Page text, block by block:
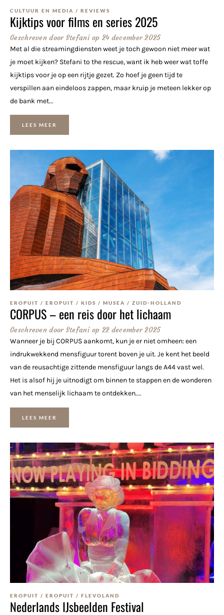
CULTUUR EN MEDIA / REVIEWS
Kijktips voor films en series 2025
Geschreven doorStefani op 24 december 2025
Met al die streamingdiensten weet je toch gewoon niet meer wat
je moet kijken? Stefani to the rescue, want ik heb weer wat toffe
kijktips voor je op een rijtje gezet. Zo hoef je geen tijd te
verspillen aan eindeloos zappen, maar kruip je meteen lekker op
de bank met...
LEES MEER
EROPUIT / EROPUIT / KIDS / MUSEA / ZUID-HOLLAND
CORPUS – een reis door het lichaam
Geschreven doorStefani op 22 december 2025
Wanneer je bij CORPUS aankomt, kun je er niet omheen: een
indrukwekkend mensfiguur torent boven je uit. Je kent het beeld
van de reusachtige zittende mensfiguur langs de A44 vast wel.
Het is alsof hij je uitnodigt om binnen te stappen en de wonderen
van het menselijk lichaam te ontdekken....
LEES MEER
EROPUIT / EROPUIT / FLEVOLAND
Nederlands IJsbeelden Festival